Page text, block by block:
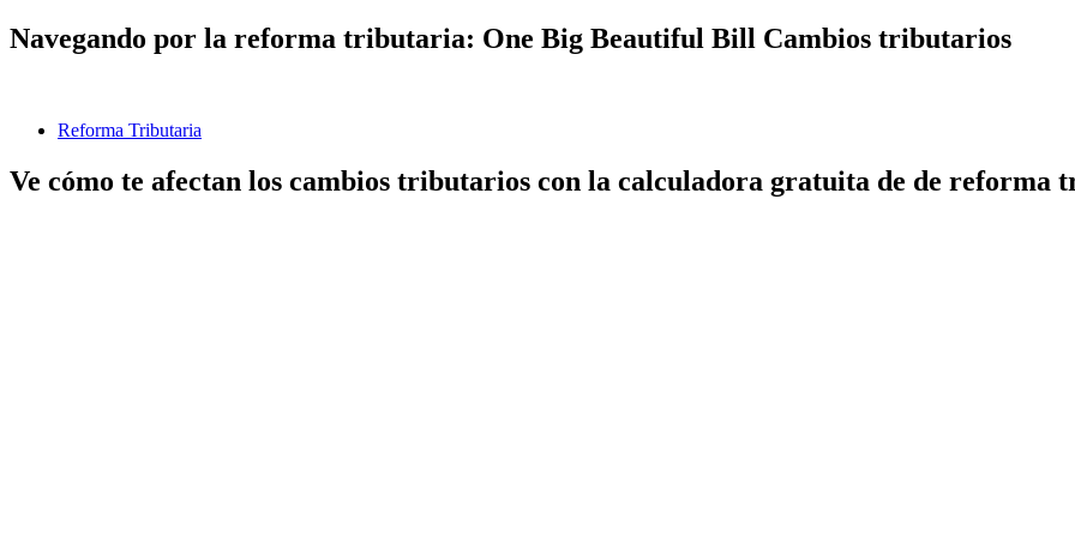
Navegando por la reforma tributaria: One Big Beautiful Bill Cambios tributarios
Reforma Tributaria
Ve cómo te afectan los cambios tributarios con la calculadora gratuita de de reforma